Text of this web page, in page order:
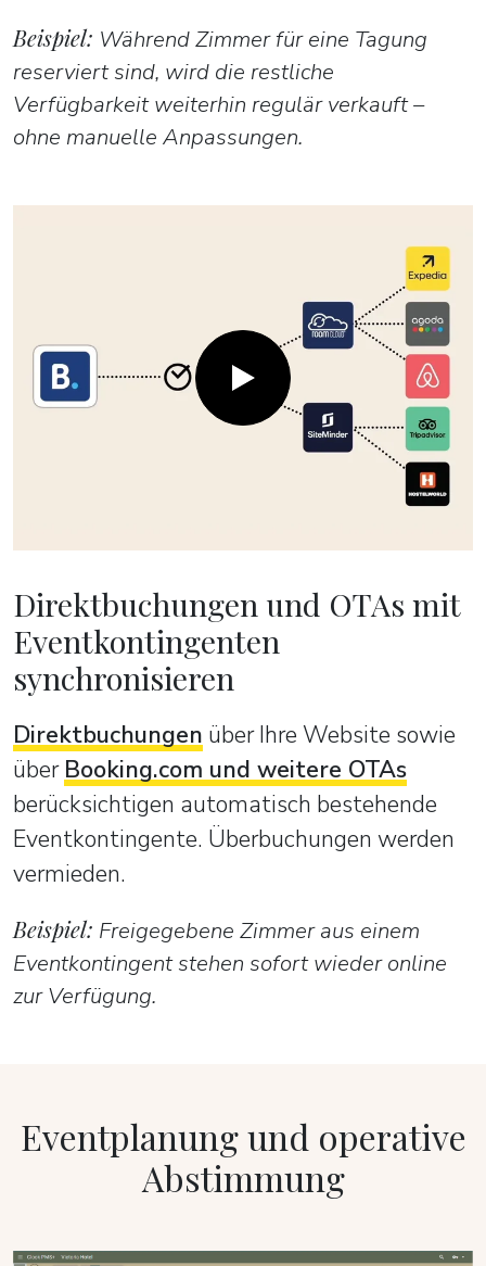
Beispiel: Während Zimmer für eine Tagung
reserviert sind, wird die restliche
Verfügbarkeit weiterhin regulär verkauft –
ohne manuelle Anpassungen.
Direktbuchungen und OTAs mit
Eventkontingenten
synchronisieren
Direktbuchungen über Ihre Website sowie
über Booking.com und weitere OTAs
berücksichtigen automatisch bestehende
Eventkontingente. Überbuchungen werden
vermieden.
Beispiel: Freigegebene Zimmer aus einem
Eventkontingent stehen sofort wieder online
zur Verfügung.
Eventplanung und operative
Abstimmung